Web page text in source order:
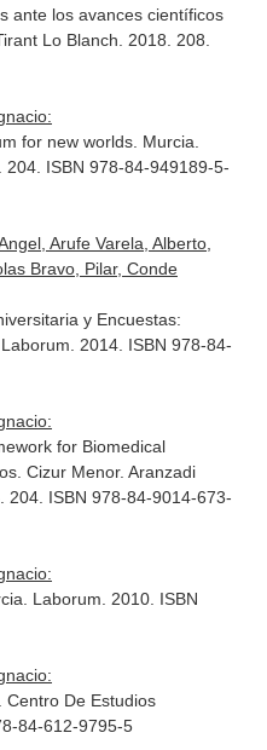
ante los avances científicos
Lo Blanch. 2018. 208.
for new worlds. Murcia.
ISBN 978-84-949189-5-
Arufe Varela, Alberto,
Bravo, Pilar, Conde
y Encuestas:
2014. ISBN 978-84-
for Biomedical
Cizur Menor. Aranzadi
204. ISBN 978-84-9014-673-
Laborum. 2010. ISBN
Centro De Estudios
84-612-9795-5